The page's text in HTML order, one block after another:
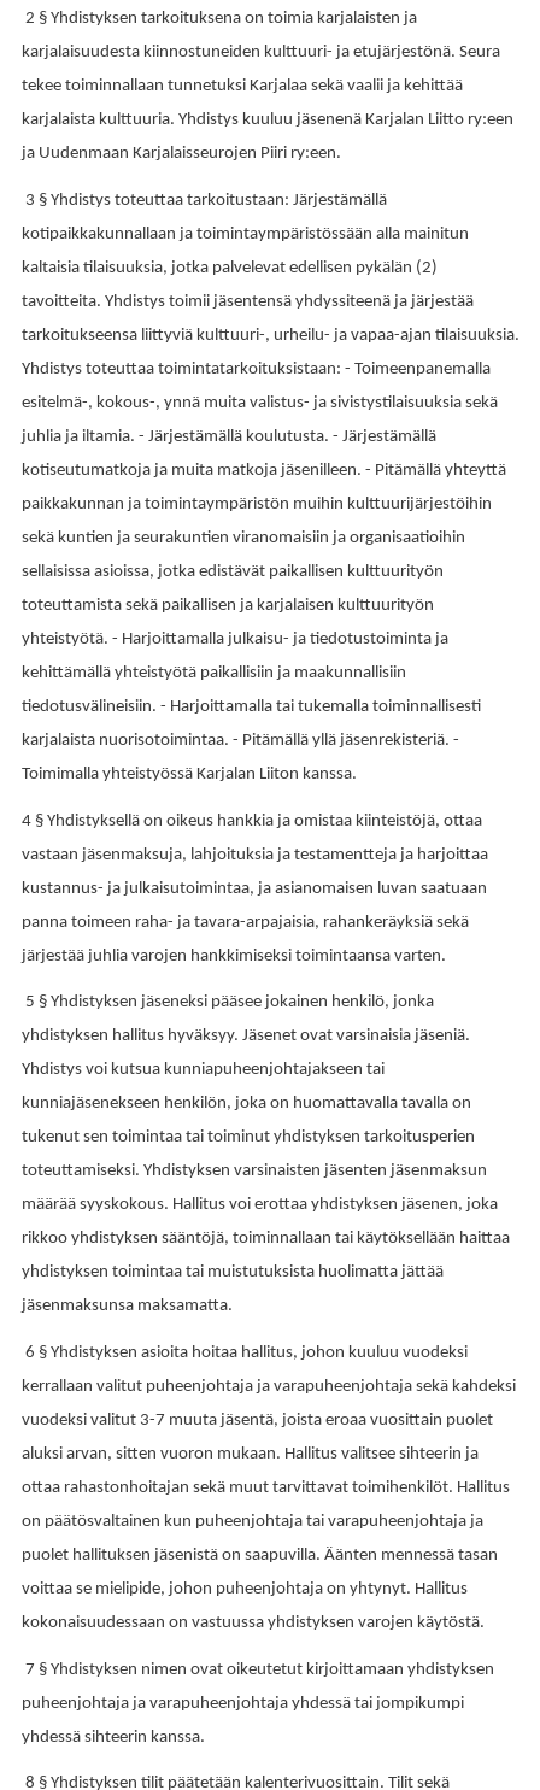
2 § Yhdistyksen tarkoituksena on toimia karjalaisten ja
karjalaisuudesta kiinnostuneiden kulttuuri- ja etujärjestönä. Seura
tekee toiminnallaan tunnetuksi Karjalaa sekä vaalii ja kehittää
karjalaista kulttuuria. Yhdistys kuuluu jäsenenä Karjalan Liitto ry:een
ja Uudenmaan Karjalaisseurojen Piiri ry:een.
3 § Yhdistys toteuttaa tarkoitustaan: Järjestämällä
kotipaikkakunnallaan ja toimintaympäristössään alla mainitun
kaltaisia tilaisuuksia, jotka palvelevat edellisen pykälän (2)
tavoitteita. Yhdistys toimii jäsentensä yhdyssiteenä ja järjestää
tarkoitukseensa liittyviä kulttuuri-, urheilu- ja vapaa-ajan tilaisuuksia.
Yhdistys toteuttaa toimintatarkoituksistaan: - Toimeenpanemalla
esitelmä-, kokous-, ynnä muita valistus- ja sivistystilaisuuksia sekä
juhlia ja iltamia. - Järjestämällä koulutusta. - Järjestämällä
kotiseutumatkoja ja muita matkoja jäsenilleen. - Pitämällä yhteyttä
paikkakunnan ja toimintaympäristön muihin kulttuurijärjestöihin
sekä kuntien ja seurakuntien viranomaisiin ja organisaatioihin
sellaisissa asioissa, jotka edistävät paikallisen kulttuurityön
toteuttamista sekä paikallisen ja karjalaisen kulttuurityön
yhteistyötä. - Harjoittamalla julkaisu- ja tiedotustoiminta ja
kehittämällä yhteistyötä paikallisiin ja maakunnallisiin
tiedotusvälineisiin. - Harjoittamalla tai tukemalla toiminnallisesti
karjalaista nuorisotoimintaa. - Pitämällä yllä jäsenrekisteriä. -
Toimimalla yhteistyössä Karjalan Liiton kanssa.
4 § Yhdistyksellä on oikeus hankkia ja omistaa kiinteistöjä, ottaa
vastaan jäsenmaksuja, lahjoituksia ja testamentteja ja harjoittaa
kustannus- ja julkaisutoimintaa, ja asianomaisen luvan saatuaan
panna toimeen raha- ja tavara-arpajaisia, rahankeräyksiä sekä
järjestää juhlia varojen hankkimiseksi toimintaansa varten.
5 § Yhdistyksen jäseneksi pääsee jokainen henkilö, jonka
yhdistyksen hallitus hyväksyy. Jäsenet ovat varsinaisia jäseniä.
Yhdistys voi kutsua kunniapuheenjohtajakseen tai
kunniajäsenekseen henkilön, joka on huomattavalla tavalla on
tukenut sen toimintaa tai toiminut yhdistyksen tarkoitusperien
toteuttamiseksi. Yhdistyksen varsinaisten jäsenten jäsenmaksun
määrää syyskokous. Hallitus voi erottaa yhdistyksen jäsenen, joka
rikkoo yhdistyksen sääntöjä, toiminnallaan tai käytöksellään haittaa
yhdistyksen toimintaa tai muistutuksista huolimatta jättää
jäsenmaksunsa maksamatta.
6 § Yhdistyksen asioita hoitaa hallitus, johon kuuluu vuodeksi
kerrallaan valitut puheenjohtaja ja varapuheenjohtaja sekä kahdeksi
vuodeksi valitut 3-7 muuta jäsentä, joista eroaa vuosittain puolet
aluksi arvan, sitten vuoron mukaan. Hallitus valitsee sihteerin ja
ottaa rahastonhoitajan sekä muut tarvittavat toimihenkilöt. Hallitus
on päätösvaltainen kun puheenjohtaja tai varapuheenjohtaja ja
puolet hallituksen jäsenistä on saapuvilla. Äänten mennessä tasan
voittaa se mielipide, johon puheenjohtaja on yhtynyt. Hallitus
kokonaisuudessaan on vastuussa yhdistyksen varojen käytöstä.
7 § Yhdistyksen nimen ovat oikeutetut kirjoittamaan yhdistyksen
puheenjohtaja ja varapuheenjohtaja yhdessä tai jompikumpi
yhdessä sihteerin kanssa.
8 § Yhdistyksen tilit päätetään kalenterivuosittain. Tilit sekä